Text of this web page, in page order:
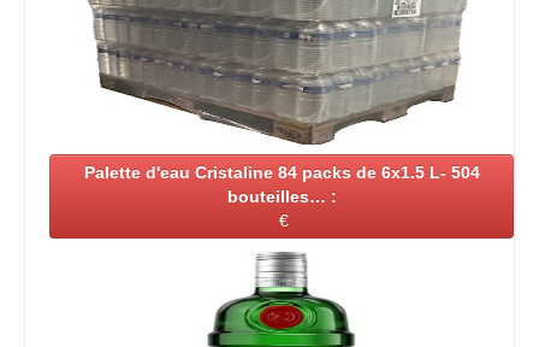
Palette d'eau Cristaline 84 packs de 6x1.5 L- 504
bouteilles… :
€